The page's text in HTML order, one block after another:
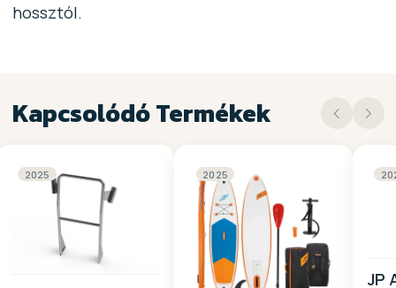
hossztól.
Kapcsolódó Termékek
2025 2025
JP